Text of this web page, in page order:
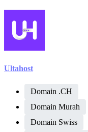
Ultahost
Domain .CH
Domain Murah
Domain Swiss